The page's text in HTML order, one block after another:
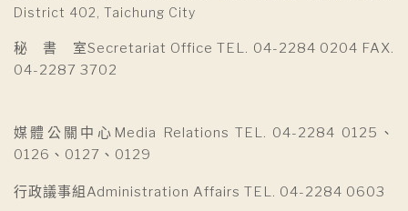
District 402, Taichung City
秘 書 室Secretariat Office TEL. 04-2284 0204 FAX.
04-2287 3702
媒體公關中心Media Relations TEL. 04-2284 0125、
0126、0127、0129
行政議事組Administration Affairs TEL. 04-2284 0603